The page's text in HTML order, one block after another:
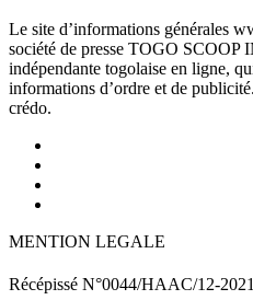
Le site d’informations générales
société de presse TOGO SCOOP
indépendante togolaise en ligne,
informations d’ordre et de
crédo.
MENTION LEGALE
Récépissé N°0044/HAAC/12-